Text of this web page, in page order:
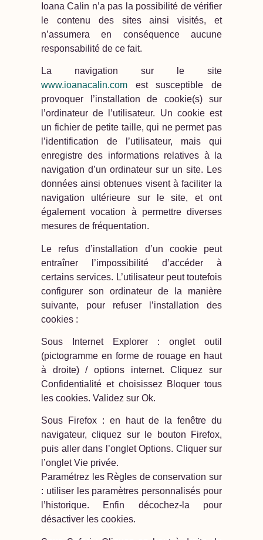
Ioana Calin n’a pas la possibilité de vérifier
le contenu des sites ainsi visités, et
n’assumera en conséquence aucune
responsabilité de ce fait.
La navigation sur le site
www.ioanacalin.com est susceptible de
provoquer l’installation de cookie(s) sur
l’ordinateur de l’utilisateur. Un cookie est
un fichier de petite taille, qui ne permet pas
l’identification de l’utilisateur, mais qui
enregistre des informations relatives à la
navigation d’un ordinateur sur un site. Les
données ainsi obtenues visent à faciliter la
navigation ultérieure sur le site, et ont
également vocation à permettre diverses
mesures de fréquentation.
Le refus d’installation d’un cookie peut
entraîner l’impossibilité d’accéder à
certains services. L’utilisateur peut toutefois
configurer son ordinateur de la manière
suivante, pour refuser l’installation des
cookies :
Sous Internet Explorer : onglet outil
(pictogramme en forme de rouage en haut
à droite) / options internet. Cliquez sur
Confidentialité et choisissez Bloquer tous
les cookies. Validez sur Ok.
Sous Firefox : en haut de la fenêtre du
navigateur, cliquez sur le bouton Firefox,
puis aller dans l’onglet Options. Cliquer sur
l’onglet Vie privée.
Paramétrez les Règles de conservation sur
: utiliser les paramètres personnalisés pour
l’historique. Enfin décochez-la pour
désactiver les cookies.